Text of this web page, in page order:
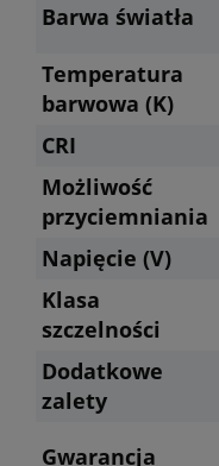
Barwa światła
Temperatura
barwowa (K)
CRI
Możliwość
przyciemniania
Napięcie (V)
Klasa
szczelności
Dodatkowe
zalety
Gwarancja